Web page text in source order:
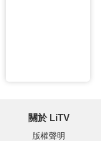
關於 LiTV
版權聲明